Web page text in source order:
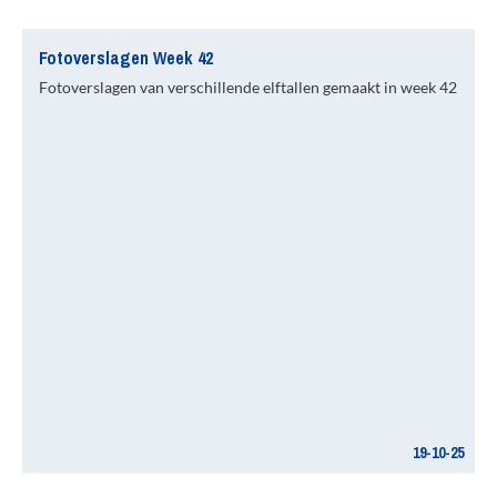
Fotoverslagen Week 42
Fotoverslagen van verschillende elftallen gemaakt in week 42
19-10-25